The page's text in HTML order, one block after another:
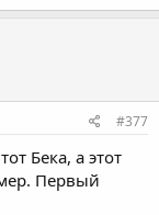
#377
Бека, а этот
Первый